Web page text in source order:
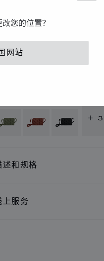
您的位置？
网站
+ 3
述和规格
上服务